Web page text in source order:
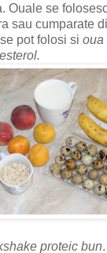
Ouale se
sau cumparate
pot folosi si oua
proteic bun